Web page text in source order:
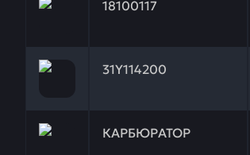
18100117
31Y114200
Заказывая запчасти у нас, вы
КАРБЮРАТОР
Заказывая запчасти у нас, вы